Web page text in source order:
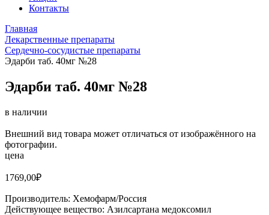
Контакты
Главная
Лекарственные препараты
Сердечно-сосудистые препараты
Эдарби таб. 40мг №28
Эдарби таб. 40мг №28
в наличии
Внешний вид товара может отличаться от изображённого на
фотографии.
цена
1769,00₽
Производитель: Хемофарм/Россия
Действующее вещество: Азилсартана медоксомил